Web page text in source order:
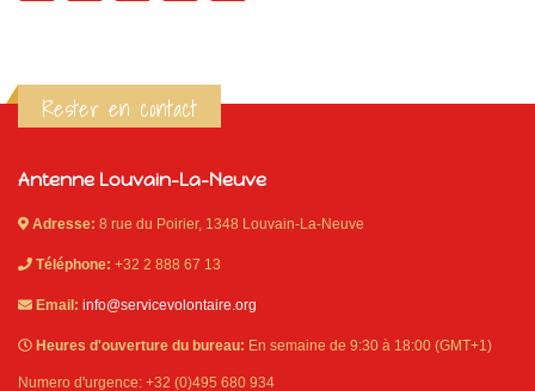
Rester en contact
Antenne Louvain-La-Neuve
Adresse: 8 rue du Poirier, 1348 Louvain-La-Neuve
Téléphone: +32 2 888 67 13
Email: info@servicevolontaire.org
Heures d'ouverture du bureau: En semaine de 9:30 à 18:00 (GMT+1)
Numero d'urgence: +32 (0)495 680 934